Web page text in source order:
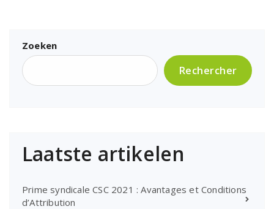
Zoeken
Rechercher
Laatste artikelen
Prime syndicale CSC 2021 : Avantages et Conditions
d’Attribution